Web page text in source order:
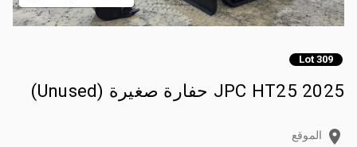
Lot 309
2025 JPC HT25 حفارة صغيرة (Unused)
الموقع